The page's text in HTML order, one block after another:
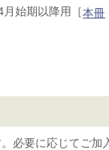
月始期以降用［本冊
必要に応じてご加